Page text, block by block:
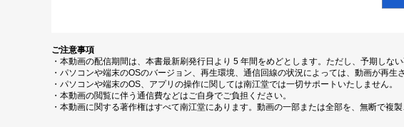
ご注意事項
・本動画の配信期間は、本書最新刷発行日より 5 年間をめどとします。ただし、予期しな
・パソコンや端末のOSのバージョン、再生環境、通信回線の状況によっては、動画が再生
・パソコンや端末のOS、アプリの操作に関しては南江堂では一切サポートいたしません。
・本動画の閲覧に伴う通信費などはご自身でご負担ください。
・本動画に関する著作権はすべて南江堂にあります。動画の一部または全部を、無断で複